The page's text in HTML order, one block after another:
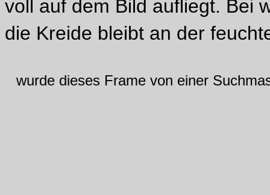
voll auf dem Bild aufliegt. Bei
die Kreide bleibt an der
wurde dieses Frame von einer